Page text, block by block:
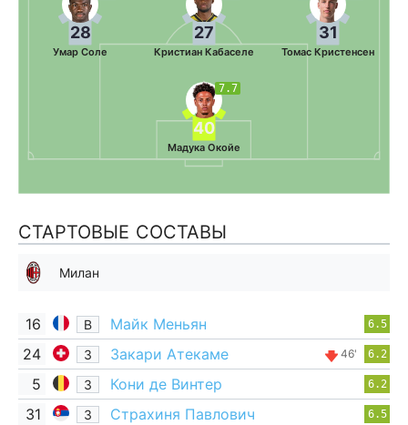
7.7
40
Мадука Окойе
28
Умар Соле
27
Кристиан Кабаселе
31
Томас Кристенсен
СТАРТОВЫЕ СОСТАВЫ
Милан
16 В Майк Меньян 6.5
24 З Закари Атекаме 46' 6.2
5 З Кони де Винтер 6.2
31 З Страхиня Павлович 6.5